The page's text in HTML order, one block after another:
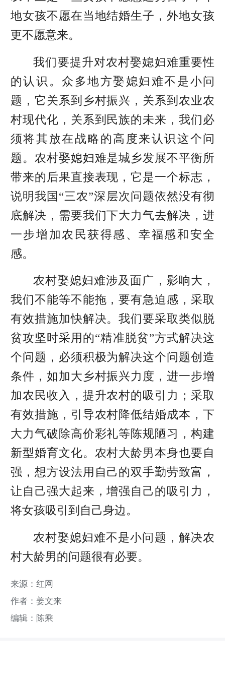
地女孩不愿在当地结婚生子，外地女孩
更不愿意来。
我们要提升对农村娶媳妇难重要性
的认识。众多地方娶媳妇难不是小问
题，它关系到乡村振兴，关系到农业农
村现代化，关系到民族的未来，我们必
须将其放在战略的高度来认识这个问
题。农村娶媳妇难是城乡发展不平衡所
带来的后果直接表现，它是一个标志，
说明我国“三农”深层次问题依然没有彻
底解决，需要我们下大力气去解决，进
一步增加农民获得感、幸福感和安全
感。
农村娶媳妇难涉及面广，影响大，
我们不能等不能拖，要有急迫感，采取
有效措施加快解决。我们要采取类似脱
贫攻坚时采用的“精准脱贫”方式解决这
个问题，必须积极为解决这个问题创造
条件，如加大乡村振兴力度，进一步增
加农民收入，提升农村的吸引力；采取
有效措施，引导农村降低结婚成本，下
大力气破除高价彩礼等陈规陋习，构建
新型婚育文化。农村大龄男本身也要自
强，想方设法用自己的双手勤劳致富，
让自己强大起来，增强自己的吸引力，
将女孩吸引到自己身边。
农村娶媳妇难不是小问题，解决农
村大龄男的问题很有必要。
来源：红网
作者：姜文来
编辑：陈乘